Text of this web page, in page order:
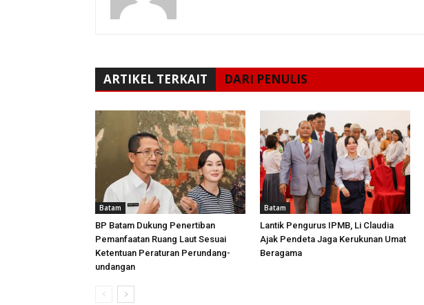
ARTIKEL TERKAIT DARI PENULIS
Batam
BP Batam Dukung Penertiban
Pemanfaatan Ruang Laut Sesuai
Ketentuan Peraturan Perundang-
undangan
Batam
Lantik Pengurus IPMB, Li Claudia
Ajak Pendeta Jaga Kerukunan Umat
Beragama